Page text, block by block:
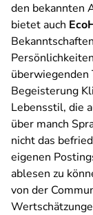
den bekannten
bietet auch
überwiegenden
Begeisterung
Lebensstil, die
über manch
nicht das
eigenen
ablesen zu
von der